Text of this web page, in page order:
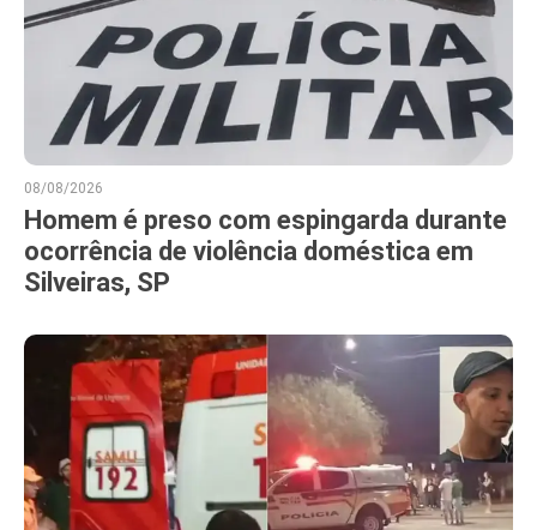
08/08/2026
Homem é preso com espingarda durante
ocorrência de violência doméstica em
Silveiras, SP